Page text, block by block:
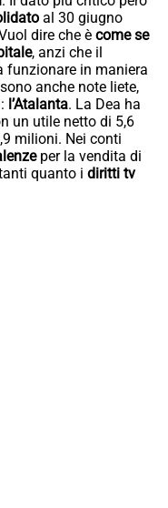
al 30 giugno
dire che è come se
, anzi che il
funzionare in maniera
anche note liete,
l’Atalanta. La Dea ha
un utile netto di 5,6
milioni. Nei conti
per la vendita di
quanto i diritti tv